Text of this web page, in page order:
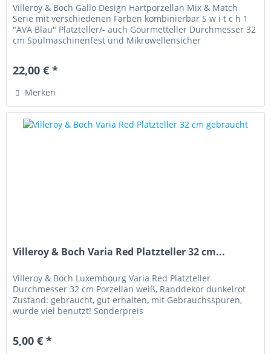
Villeroy & Boch Gallo Design Hartporzellan Mix & Match
Serie mit verschiedenen Farben kombinierbar S w i t c h 1
"AVA Blau" Platzteller/- auch Gourmetteller Durchmesser 32
cm Spülmaschinenfest und Mikrowellensicher
22,00 € *
Merken
Villeroy & Boch Varia Red Platzteller 32 cm...
Villeroy & Boch Luxembourg Varia Red Platzteller
Durchmesser 32 cm Porzellan weiß, Randdekor dunkelrot
Zustand: gebraucht, gut erhalten, mit Gebrauchsspuren,
wurde viel benutzt! Sonderpreis
5,00 € *